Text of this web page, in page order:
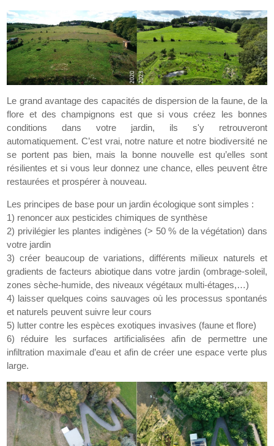
Le grand avantage des capacités de dispersion de la faune, de la
flore et des champignons est que si vous créez les bonnes
conditions dans votre jardin, ils s'y retrouveront
automatiquement. C’est vrai, notre nature et notre biodiversité ne
se portent pas bien, mais la bonne nouvelle est qu’elles sont
résilientes et si vous leur donnez une chance, elles peuvent être
restaurées et prospérer à nouveau.
Les principes de base pour un jardin écologique sont simples :
1) renoncer aux pesticides chimiques de synthèse
2) privilégier les plantes indigènes (> 50 % de la végétation) dans
votre jardin
3) créer beaucoup de variations, différents milieux naturels et
gradients de facteurs abiotique dans votre jardin (ombrage-soleil,
zones sèche-humide, des niveaux végétaux multi-étages,…)
4) laisser quelques coins sauvages où les processus spontanés
et naturels peuvent suivre leur cours
5) lutter contre les espèces exotiques invasives (faune et flore)
6) réduire les surfaces artificialisées afin de permettre une
infiltration maximale d’eau et afin de créer une espace verte plus
large.